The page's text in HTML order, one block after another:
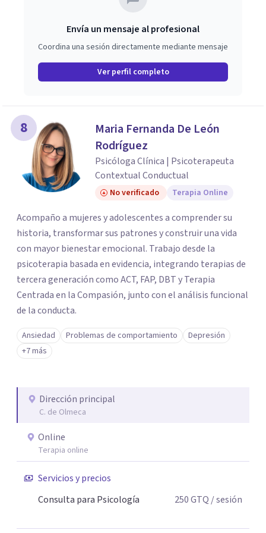
Envía un mensaje al profesional
Coordina una sesión directamente mediante mensaje
Ver perfil completo
8
Maria Fernanda De León
Rodríguez
Psicóloga Clínica | Psicoterapeuta
Contextual Conductual
No verificado Terapia Online
Acompaño a mujeres y adolescentes a comprender su
historia, transformar sus patrones y construir una vida
con mayor bienestar emocional. Trabajo desde la
psicoterapia basada en evidencia, integrando terapias de
tercera generación como ACT, FAP, DBT y Terapia
Centrada en la Compasión, junto con el análisis funcional
de la conducta.
Ansiedad Problemas de comportamiento
Depresión
+7 más
Dirección principal
C. de Olmeca
Online
Terapia online
Servicios y precios
Consulta para Psicología
250GTQ / sesión